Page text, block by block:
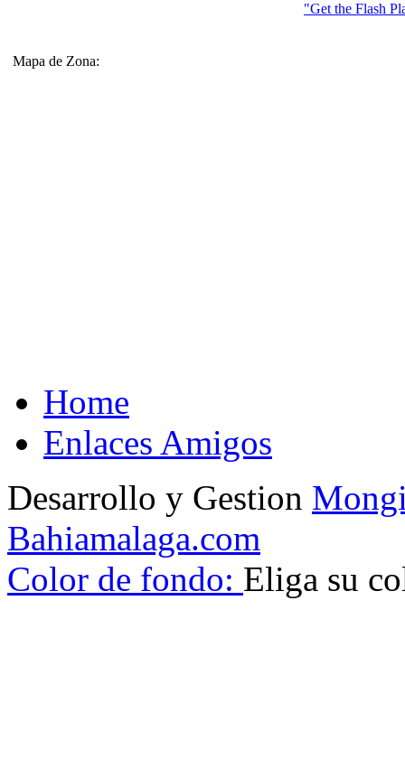
"Get the Flash
Mapa de Zona:
Home
Enlaces Amigos
Desarrollo y Gestion
Bahiamalaga.com
Color de fondo: Eliga su